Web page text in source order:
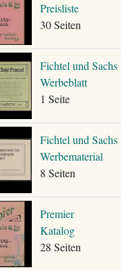
Preisliste
30 Seiten
Fichtel und Sachs
Werbeblatt
1 Seite
Fichtel und Sachs
Werbematerial
8 Seiten
Premier
Katalog
28 Seiten